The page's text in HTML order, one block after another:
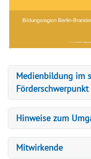
Medienbildung im
Hinweise zum
Mitwirkende